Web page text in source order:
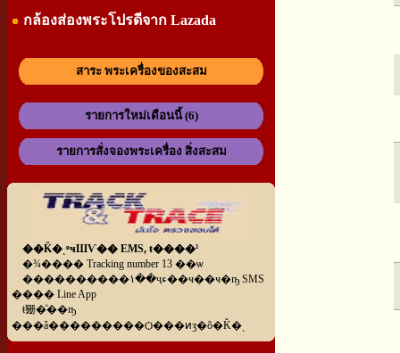
กล้องส่องพระโปรดีจาก Lazada
สาระ พระเครื่องของสะสม
รายการใหม่เดือนนี้ (6)
รายการสั่งจองพระเครื่อง สิ่งสะสม
��Ǩ�ͺʶҹШѴ�� EMS, ŧ����¹
�¾���� Tracking number 13 ��ѡ
����������١��ҷء��ҹ��ҹ�ҧ SMS
���� Line App
ŧ㹪�ͧ��ҧ
���ǡ���������Ѻ���ͷӡ�õ�Ǩ�ͺ